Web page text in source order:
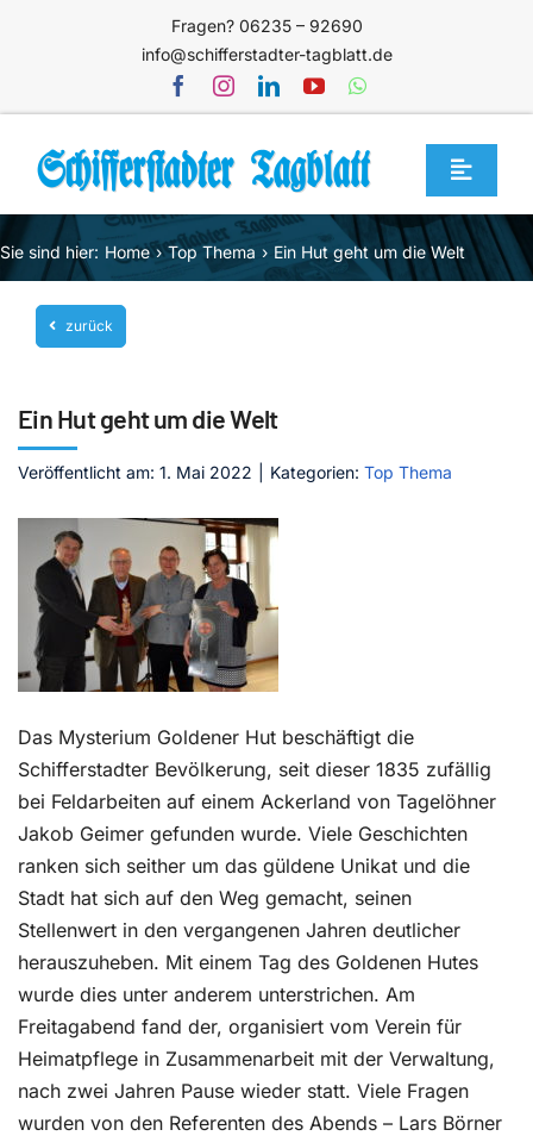
Fragen? 06235 – 92690
info@schifferstadter-tagblatt.de
Toggle
Home
Themen
Blog
Service
Mediathek
Jetzt abonnieren
Kontakt
Sie sind hier: Home Top Thema Ein Hut geht um die Welt
zurück
Ein Hut geht um die Welt
Veröffentlicht am: 1. Mai 2022 Kategorien: Top Thema
Das Mysterium Goldener Hut beschäftigt die
Schifferstadter Bevölkerung, seit dieser 1835 zufällig
bei Feldarbeiten auf einem Ackerland von Tagelöhner
Jakob Geimer gefunden wurde. Viele Geschichten
ranken sich seither um das güldene Unikat und die
Stadt hat sich auf den Weg gemacht, seinen
Stellenwert in den vergangenen Jahren deutlicher
herauszuheben. Mit einem Tag des Goldenen Hutes
wurde dies unter anderem unterstrichen. Am
Freitagabend fand der, organisiert vom Verein für
Heimatpflege in Zusammenarbeit mit der Verwaltung,
nach zwei Jahren Pause wieder statt. Viele Fragen
wurden von den Referenten des Abends – Lars Börner